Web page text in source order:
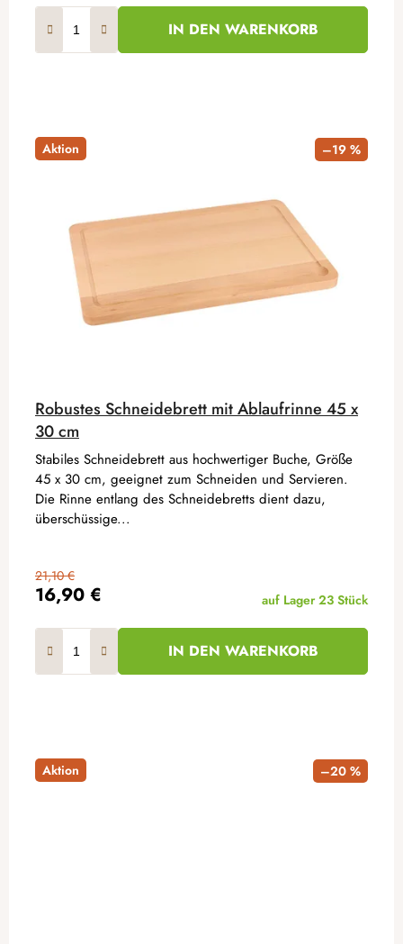
IN DEN WARENKORB
Aktion –19 %
Robustes Schneidebrett mit Ablaufrinne 45 x
30 cm
16,90 €
21,10 €
auf Lager 23 Stück
IN DEN WARENKORB
Stabiles Schneidebrett aus hochwertiger Buche, Größe
45 x 30 cm, geeignet zum Schneiden und Servieren.
Die Rinne entlang des Schneidebretts dient dazu,
überschüssige...
Aktion –20 %